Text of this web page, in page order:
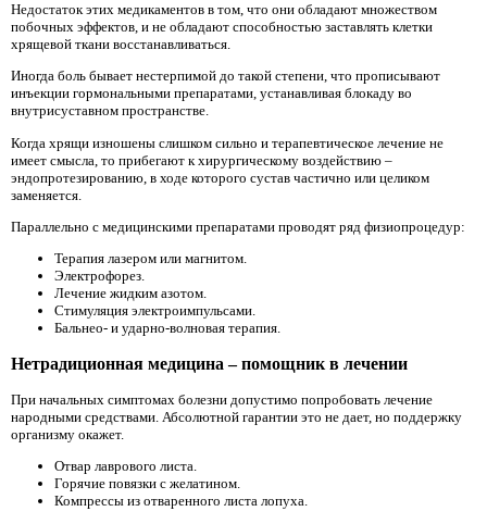
Недостаток этих медикаментов в том, что они обладают множеством
побочных эффектов, и не обладают способностью заставлять клетки
хрящевой ткани восстанавливаться.
Иногда боль бывает нестерпимой до такой степени, что прописывают
инъекции гормональными препаратами, устанавливая блокаду во
внутрисуставном пространстве.
Когда хрящи изношены слишком сильно и терапевтическое лечение не
имеет смысла, то прибегают к хирургическому воздействию –
эндопротезированию, в ходе которого сустав частично или целиком
заменяется.
Параллельно с медицинскими препаратами проводят ряд физиопроцедур:
Терапия лазером или магнитом.
Электрофорез.
Лечение жидким азотом.
Стимуляция электроимпульсами.
Бальнео- и ударно-волновая терапия.
Нетрадиционная медицина – помощник в лечении
При начальных симптомах болезни допустимо попробовать лечение
народными средствами. Абсолютной гарантии это не дает, но поддержку
организму окажет.
Отвар лаврового листа.
Горячие повязки с желатином.
Компрессы из отваренного листа лопуха.